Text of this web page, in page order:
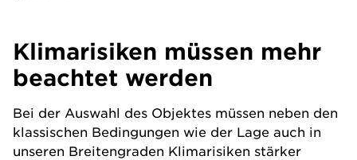
Klimarisiken müssen mehr
beachtet werden
Bei der Auswahl des Objektes müssen neben den
klassischen Bedingungen wie der Lage auch in
unseren Breitengraden Klimarisiken stärker